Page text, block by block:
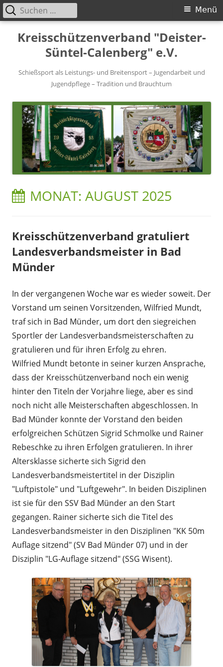
Kreisschützenverband "Deister-
Süntel-Calenberg" e.V.
Schießsport als Leistungs- und Breitensport – Jugendarbeit und
Jugendpflege – Tradition und Brauchtum
Primäres
Menü
Menü
Suchen
nach:
MONAT: AUGUST 2025
Kreisschützenverband gratuliert
Landesverbandsmeister in Bad
Münder
In der vergangenen Woche war es wieder soweit. Der
Vorstand um seinen Vorsitzenden, Wilfried Mundt,
traf sich in Bad Münder, um dort den siegreichen
Sportler der Landesverbandsmeisterschaften zu
gratulieren und für ihren Erfolg zu ehren.
Wilfried Mundt betonte in seiner kurzen Ansprache,
dass der Kreisschützenverband noch ein wenig
hinter den Titeln der Vorjahre liege, aber es sind
noch nicht alle Meisterschaften abgeschlossen. In
Bad Münder konnte der Vorstand den beiden
erfolgreichen Schützen Sigrid Schmolke und Rainer
Rebeschke zu ihren Erfolgen gratulieren. In ihrer
Altersklasse sicherte sich Sigrid den
Landesverbandsmeistertitel in der Disziplin
"Luftpistole" und "Luftgewehr". In beiden Disziplinen
ist sie für den SSV Bad Münder an den Start
gegangen. Rainer sicherte sich die Titel des
Landesverbandsmeister in den Disziplinen "KK 50m
Auflage sitzend" (SV Bad Münder 07) und in der
Disziplin "LG-Auflage sitzend" (SSG Wisent).